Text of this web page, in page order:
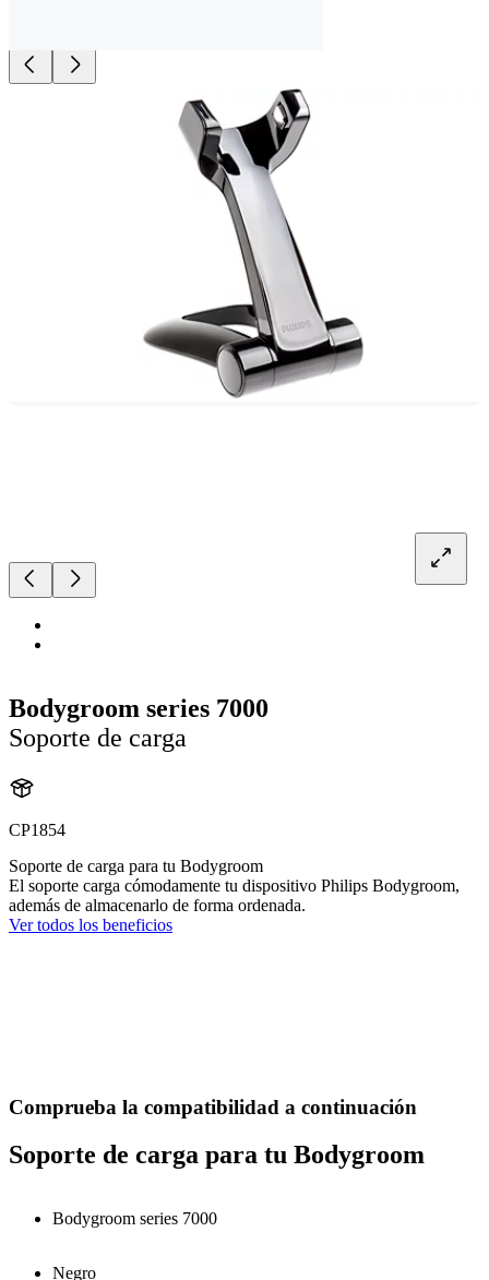
Bodygroom series 7000
Soporte de carga
CP1854
Soporte de carga para tu Bodygroom
El soporte carga cómodamente tu dispositivo Philips Bodygroom,
además de almacenarlo de forma ordenada.
Ver todos los beneficios
Comprueba la compatibilidad a continuación
Soporte de carga para tu Bodygroom
Bodygroom series 7000
Negro